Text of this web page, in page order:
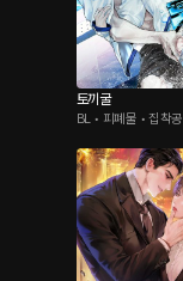
토끼굴
BL • 피폐물 • 집착공